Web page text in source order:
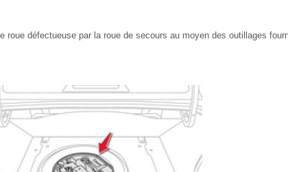
roue défectueuse par la roue de secours au moyen des outillages